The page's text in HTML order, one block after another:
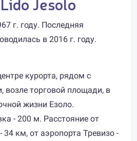
г. году. Последняя
в 2016 г. году.
курорта, рядом с
торговой площади, в
жизни Езоло.
- 200 м. Расстояние от
34 км, от аэропорта Тревизо -